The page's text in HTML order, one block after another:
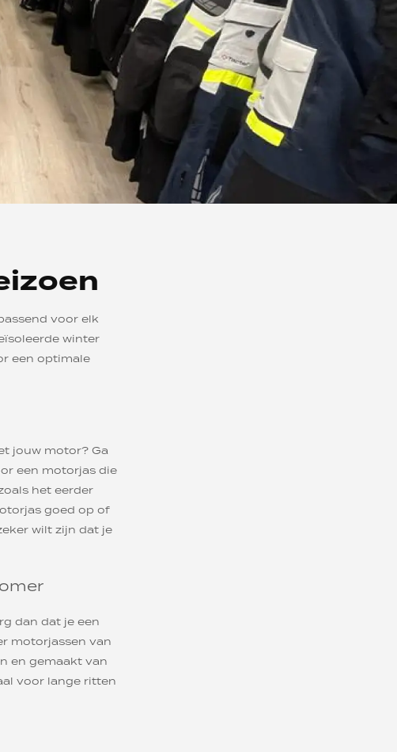
voor elk
winter
een optimale
jouw motor? Ga
een motorjas die
het eerder
goed op of
wilt zijn dat je
dan dat je een
motorjassen van
en gemaakt van
voor lange ritten